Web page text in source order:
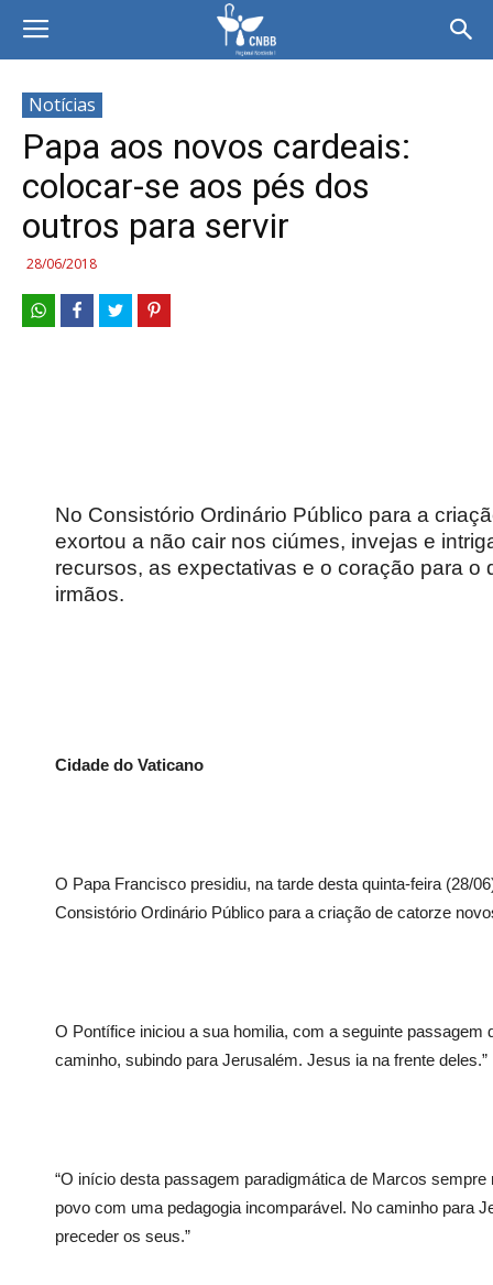
Notícias
Papa aos novos cardeais:
colocar-se aos pés dos
outros para servir
28/06/2018
No Consistório Ordinário Público para a
exortou a não cair nos ciúmes, invejas e
recursos, as expectativas e o coração para o
irmãos.
Cidade do Vaticano
O Papa Francisco presidiu, na tarde desta quinta-feira (28/
Consistório Ordinário Público para a criação de catorze
O Pontífice iniciou a sua homilia, com a seguinte passagem
caminho, subindo para Jerusalém. Jesus ia na frente deles.”
“O início desta passagem paradigmática de Marcos
povo com uma pedagogia incomparável. No caminho para
preceder os seus.”